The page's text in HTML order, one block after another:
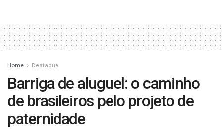
Home Destaque
Barriga de aluguel: o caminho
de brasileiros pelo projeto de
paternidade